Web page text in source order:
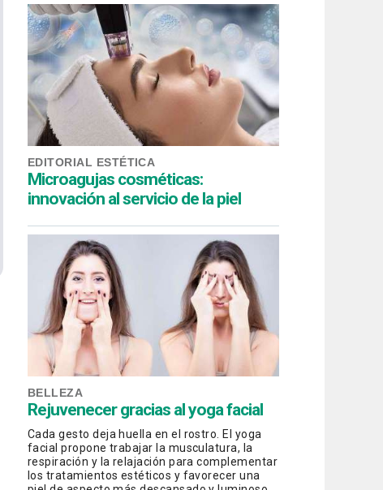
EDITORIAL ESTÉTICA
Microagujas cosméticas:
innovación al servicio de la piel
BELLEZA
Rejuvenecer gracias al yoga facial
Cada gesto deja huella en el rostro. El yoga
facial propone trabajar la musculatura, la
respiración y la relajación para complementar
los tratamientos estéticos y favorecer una